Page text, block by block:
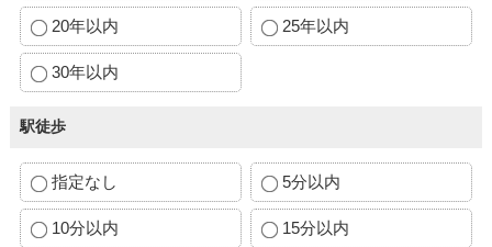
20年以内 25年以内
30年以内
駅徒歩
指定なし 5分以内
10分以内 15分以内